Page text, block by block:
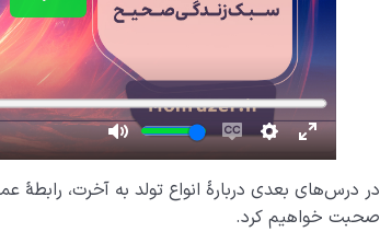
در درس‌های بعدی دربارۀ انواع تولد به آخرت،
صحبت خواهیم کرد.